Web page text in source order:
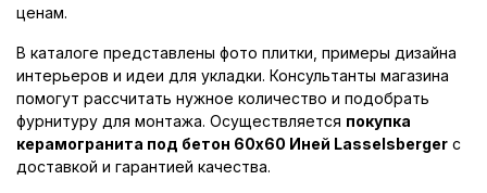
ценам.
В каталоге представлены фото плитки, примеры дизайна
интерьеров и идеи для укладки. Консультанты магазина
помогут рассчитать нужное количество и подобрать
фурнитуру для монтажа. Осуществляется покупка
керамогранита под бетон 60x60 Иней Lasselsberger с
доставкой и гарантией качества.